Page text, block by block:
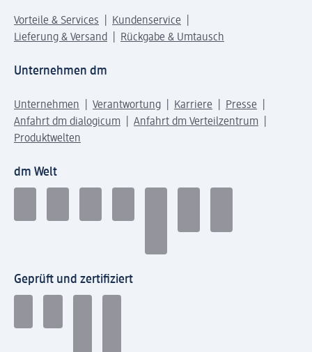
Vorteile & Services
Kundenservice
Lieferung & Versand
Rückgabe & Umtausch
Unternehmen dm
Unternehmen Verantwortung Karriere
Presse
Anfahrt dm dialogicum
Anfahrt dm Verteilzentrum
Produktwelten
dm Welt
Geprüft und zertifiziert